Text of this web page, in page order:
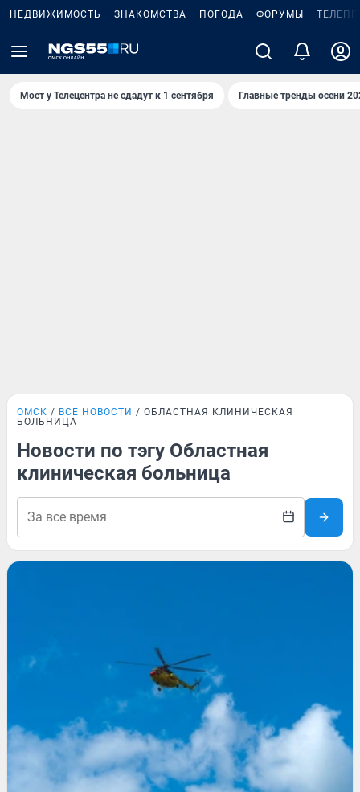
НЕДВИЖИМОСТЬ ЗНАКОМСТВА ПОГОДА ФОРУМЫ
Мост у Телецентра не сдадут к 1 сентября Главные тренды осени
ОМСК ВСЕ НОВОСТИ
ОБЛАСТНАЯ КЛИНИЧЕСКАЯ
БОЛЬНИЦА
Новости по тэгу Областная
клиническая больница